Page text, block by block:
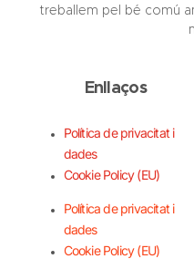
treballem pel bé comú
Enllaços
Política de privacitat i
dades
Cookie Policy (EU)
Política de privacitat i
dades
Cookie Policy (EU)